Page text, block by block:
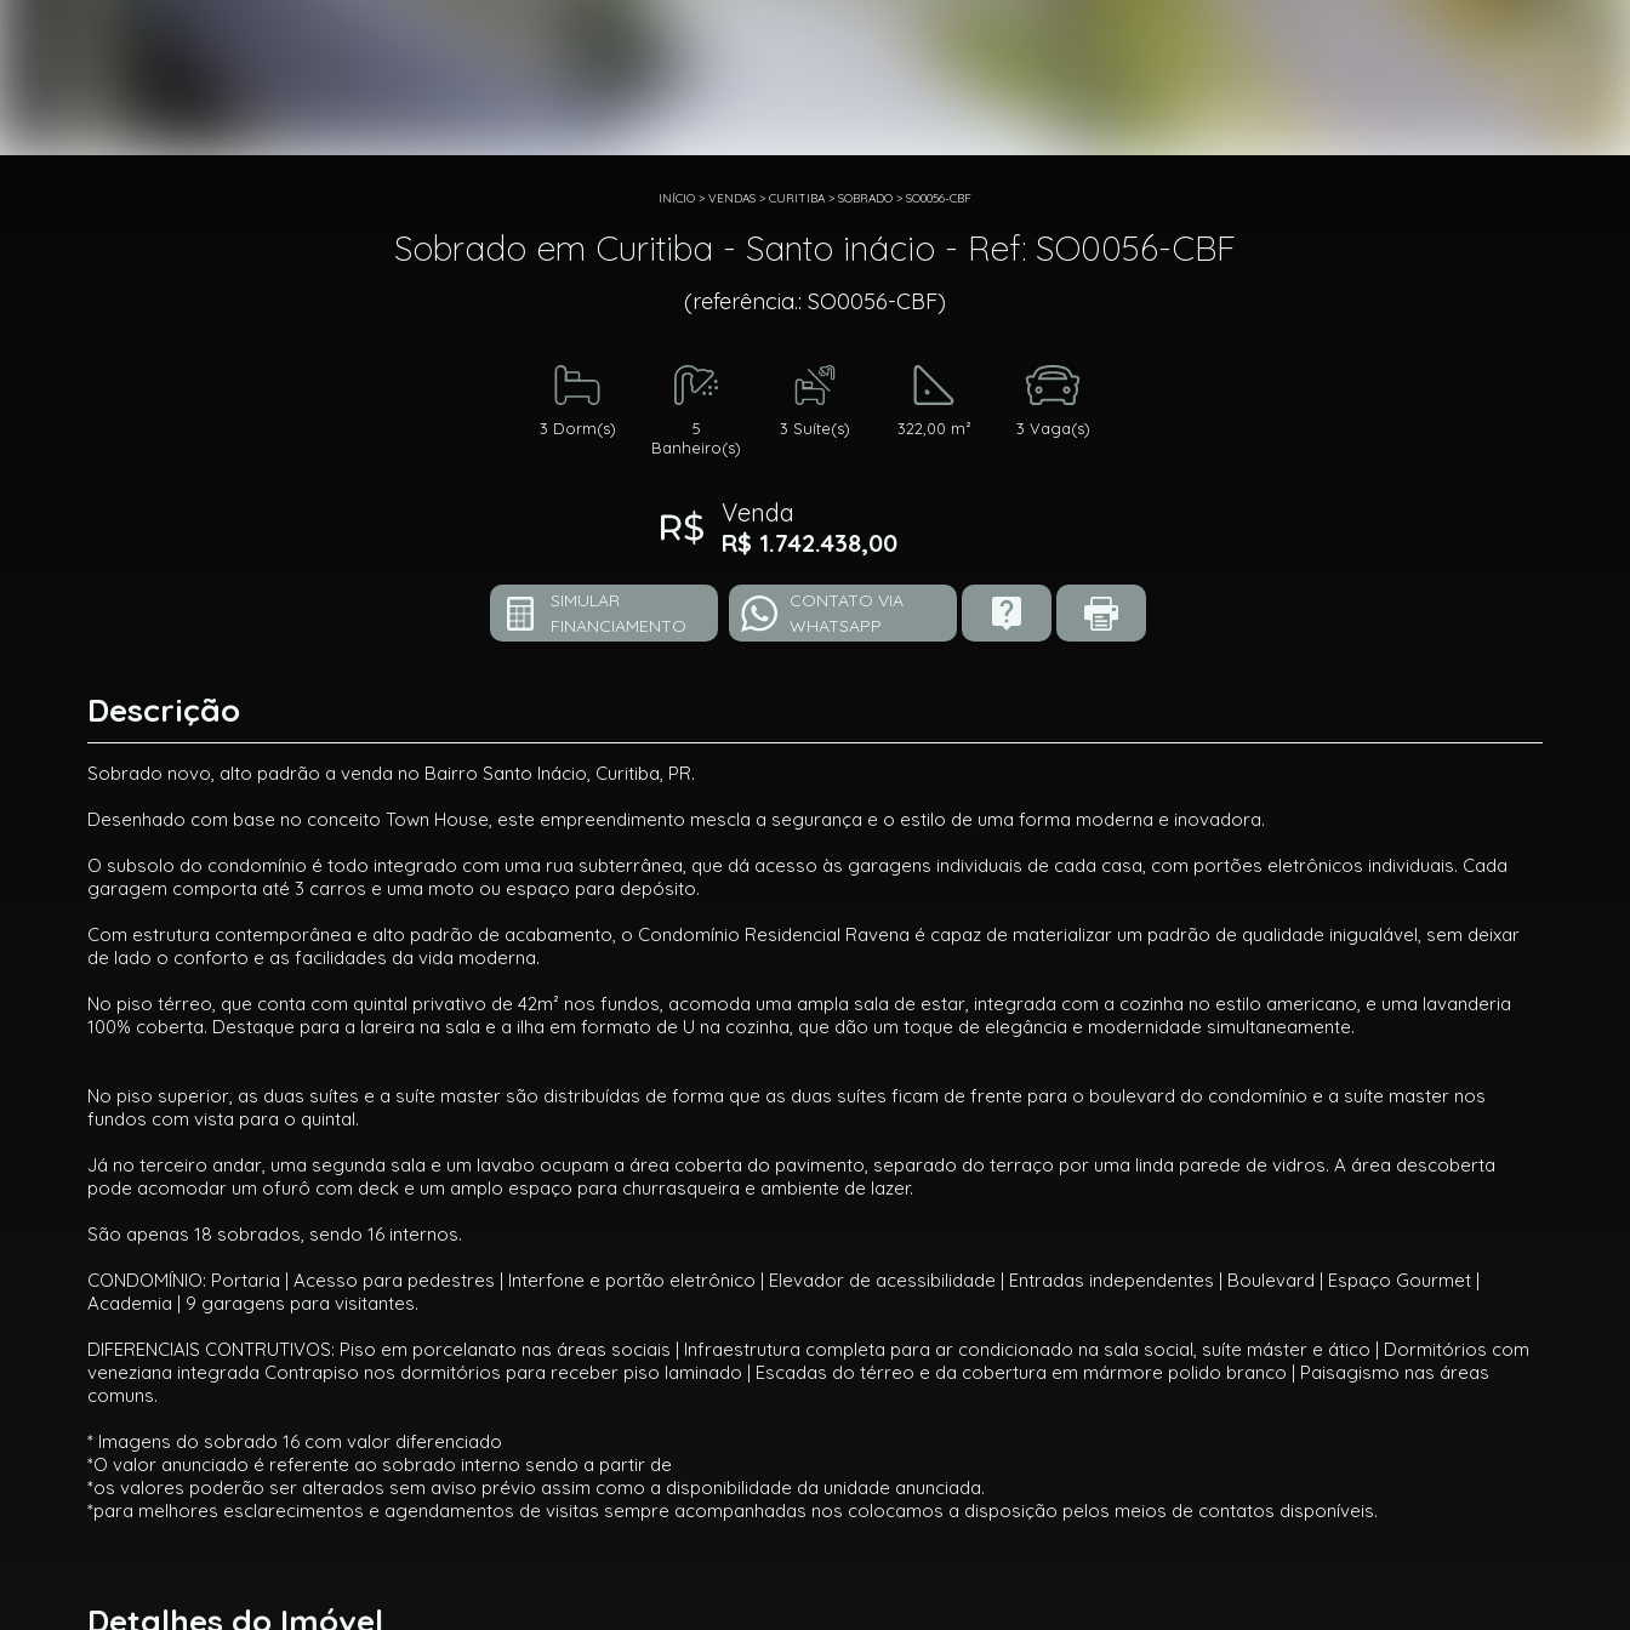
INÍCIO > VENDAS > CURITIBA > SOBRADO > SO0056-CBF
Sobrado em Curitiba - Santo inácio - Ref: SO0056-CBF
(referência.: SO0056-CBF)
3 Dorm(s)
5
Banheiro(s)
3 Suíte(s) 322,00 m² 3 Vaga(s)
Venda
R$ 1.742.438,00
SIMULAR
FINANCIAMENTO
CONTATO VIA
WHATSAPP
Descrição
Sobrado novo, alto padrão a venda no Bairro Santo Inácio, Curitiba, PR.
Desenhado com base no conceito Town House, este empreendimento mescla a segurança e o estilo de uma forma moderna e inovadora.
O subsolo do condomínio é todo integrado com uma rua subterrânea, que dá acesso às garagens individuais de cada casa, com portões eletrônicos individuais. Cada
garagem comporta até 3 carros e uma moto ou espaço para depósito.
Com estrutura contemporânea e alto padrão de acabamento, o Condomínio Residencial Ravena é capaz de materializar um padrão de qualidade inigualável, sem deixar
de lado o conforto e as facilidades da vida moderna.
No piso térreo, que conta com quintal privativo de 42m² nos fundos, acomoda uma ampla sala de estar, integrada com a cozinha no estilo americano, e uma lavanderia
100% coberta. Destaque para a lareira na sala e a ilha em formato de U na cozinha, que dão um toque de elegância e modernidade simultaneamente.
No piso superior, as duas suítes e a suíte master são distribuídas de forma que as duas suítes ficam de frente para o boulevard do condomínio e a suíte master nos
fundos com vista para o quintal.
Já no terceiro andar, uma segunda sala e um lavabo ocupam a área coberta do pavimento, separado do terraço por uma linda parede de vidros. A área descoberta
pode acomodar um ofurô com deck e um amplo espaço para churrasqueira e ambiente de lazer.
São apenas 18 sobrados, sendo 16 internos.
CONDOMÍNIO: Portaria | Acesso para pedestres | Interfone e portão eletrônico | Elevador de acessibilidade | Entradas independentes | Boulevard | Espaço Gourmet |
Academia | 9 garagens para visitantes.
DIFERENCIAIS CONTRUTIVOS: Piso em porcelanato nas áreas sociais | Infraestrutura completa para ar condicionado na sala social, suíte máster e ático | Dormitórios com
veneziana integrada Contrapiso nos dormitórios para receber piso laminado | Escadas do térreo e da cobertura em mármore polido branco | Paisagismo nas áreas
comuns.
* Imagens do sobrado 16 com valor diferenciado
*O valor anunciado é referente ao sobrado interno sendo a partir de
*os valores poderão ser alterados sem aviso prévio assim como a disponibilidade da unidade anunciada.
*para melhores esclarecimentos e agendamentos de visitas sempre acompanhadas nos colocamos a disposição pelos meios de contatos disponíveis.
Detalhes do Imóvel